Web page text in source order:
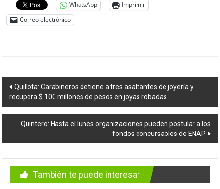
WhatsApp
Imprimir
Correo electrónico
Navegación
de
entradas
Quillota: Carabineros detiene a tres asaltantes de joyería y
recupera $ 100 millones de pesos en joyas robadas
Quintero: Hasta el lunes organizaciones pueden postular a los
fondos concursables de ENAP
También te puede interesar